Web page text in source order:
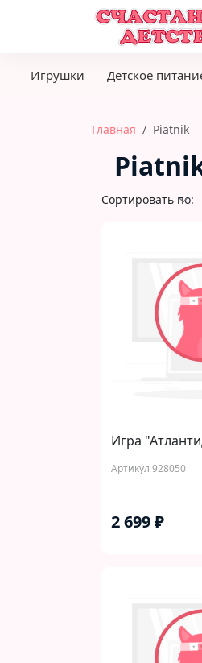
Игрушки Детское
Главная Piatnik
Сортировать по:
Игра
Артикул 928050
2 699 ₽